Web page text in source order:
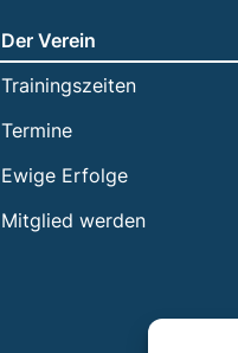
Der Verein
Trainingszeiten
Termine
Ewige Erfolge
Mitglied werden